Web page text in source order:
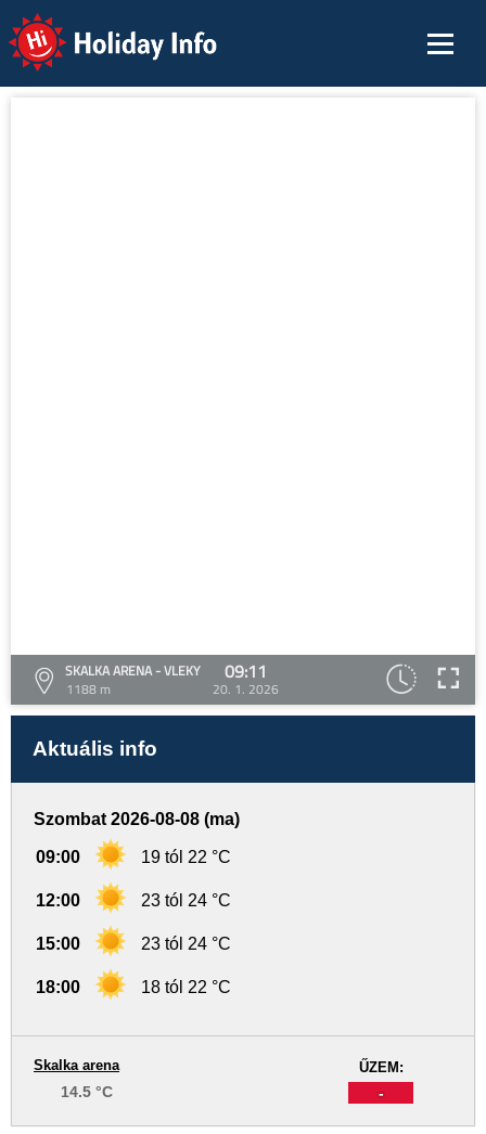
Holiday Info
SKALKA ARENA - VLEKY
1188 m
09:11
20. 1. 2026
Aktuális info
Szombat 2026-08-08 (ma)
09:00 19 tól 22 °C
12:00 23 tól 24 °C
15:00 23 tól 24 °C
18:00 18 tól 22 °C
ŰZEM:
-
Skalka arena
14.5 °C